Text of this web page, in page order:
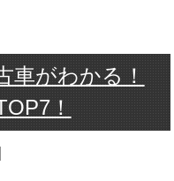
車がわかる！
！